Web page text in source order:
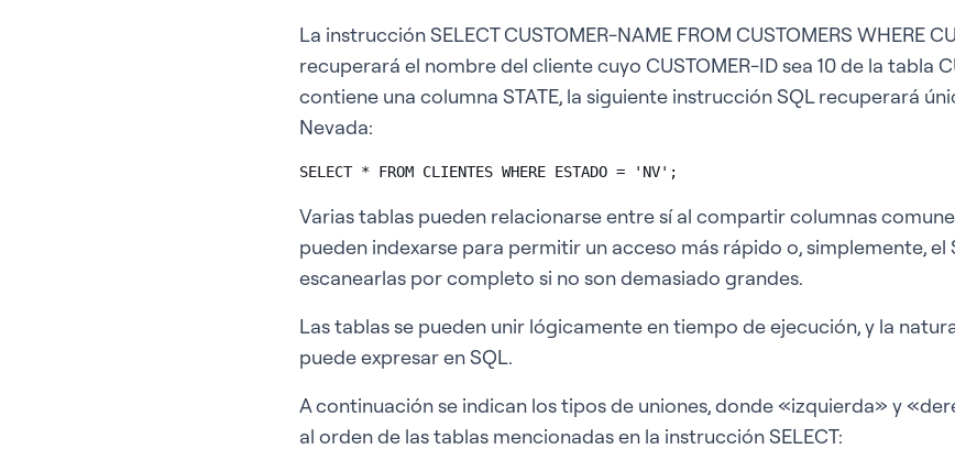
La instrucción SELECT CUSTOMER-NAME FROM CUSTOMERS WHERE
recuperará el nombre del cliente cuyo CUSTOMER-ID sea 10 de la tabla
contiene una columna STATE, la siguiente instrucción SQL recuperará
Nevada:
SELECT * FROM CLIENTES WHERE ESTADO = 'NV';
Varias tablas pueden relacionarse entre sí al compartir columnas
pueden indexarse para permitir un acceso más rápido o, simplemente, el
escanearlas por completo si no son demasiado grandes.
Las tablas se pueden unir lógicamente en tiempo de ejecución, y la
puede expresar en SQL.
A continuación se indican los tipos de uniones, donde «izquierda» y
al orden de las tablas mencionadas en la instrucción SELECT: